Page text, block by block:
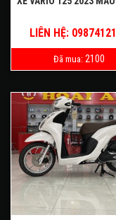
LIÊN HỆ:
Đã mua: 2100